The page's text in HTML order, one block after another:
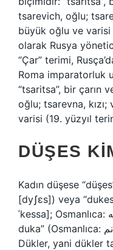
tsarevich, oğlu;
büyük oğlu ve varisi
olarak Rusya
“Çar” terimi,
Roma imparatorluk
“tsaritsa”, bir çarın
oğlu; tsarevna,
varisi (19. yüzyıl
DÜŞES
Kadın düşese
[dyʃɛs]) veya
ˈkessa]; Osmanlıca: دوقسّه dûḳessa) veya “leydi
duka” (Osmanlıca: دوقه خانم dûḳa ḫânım) denir.
Dükler, yani dükler